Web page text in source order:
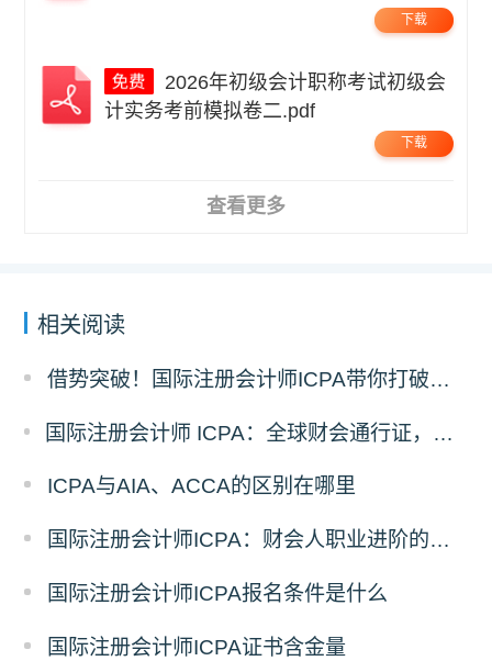
下载
计实务考前模拟卷二.pdf
下载
查看更多
相关阅读
借势突破！国际注册会计师ICPA带你打破职业瓶颈
国际注册会计师 ICPA：全球财会通行证，助力财务人转型战略精英
ICPA与AIA、ACCA的区别在哪里
国际注册会计师ICPA：财会人职业进阶的助力
国际注册会计师ICPA报名条件是什么
国际注册会计师ICPA证书含金量